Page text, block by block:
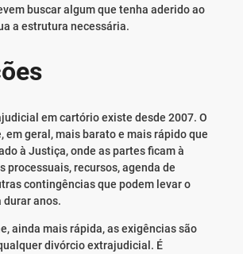
buscar algum que tenha aderido ao
a estrutura necessária.
em cartório existe desde 2007. O
em geral, mais barato e mais rápido que
à Justiça, onde as partes ficam à
processuais, recursos, agenda de
contingências que podem levar o
durar anos.
ainda mais rápida, as exigências são
divórcio extrajudicial. É